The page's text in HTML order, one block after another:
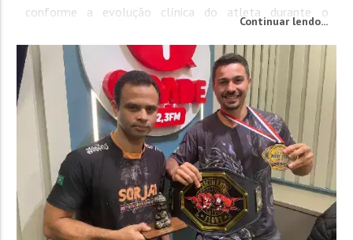
conforme a evolução clínica do atleta durante o
recuperação ao jogador e afirmou que...
Continuar lendo...